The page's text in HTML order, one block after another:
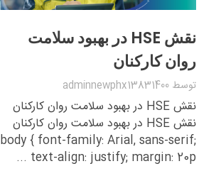
نقش HSE در بهبود سلامت
روان کارکنان
توسط adminnewphx13831400
نقش HSE در بهبود سلامت روان کارکنان
نقش HSE در بهبود سلامت روان کارکنان
body { font-family: Arial, sans-serif;
text-align: justify; margin: 20p ...